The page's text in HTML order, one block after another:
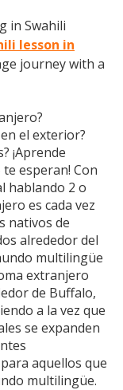
in Swahili
lesson in
journey with a
el exterior?
¡Aprende
esperan! Con
hablando 2 o
es cada vez
nativos de
alrededor del
multilingüe
extranjero
de Buffalo,
a la vez que
se expanden
aquellos que
multilingüe.